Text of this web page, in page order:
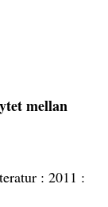
mellan
: 2011 :